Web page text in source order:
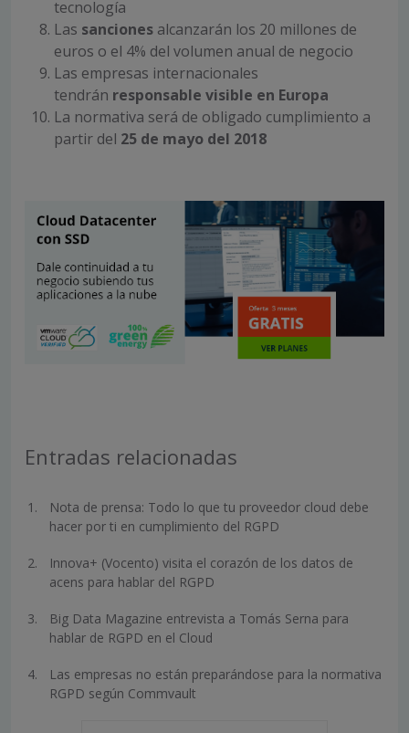
tecnología
Las sanciones alcanzarán los 20 millones de
euros o el 4% del volumen anual de negocio
Las empresas internacionales
tendrán responsable visible en Europa
La normativa será de obligado cumplimiento a
partir del 25 de mayo del 2018
Entradas relacionadas
Nota de prensa: Todo lo que tu proveedor cloud debe
hacer por ti en cumplimiento del RGPD
Innova+ (Vocento) visita el corazón de los datos de
acens para hablar del RGPD
Big Data Magazine entrevista a Tomás Serna para
hablar de RGPD en el Cloud
Las empresas no están preparándose para la normativa
RGPD según Commvault